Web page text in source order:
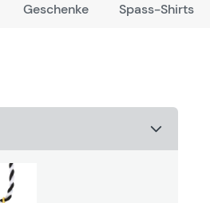
Geschenke Spass-Shirts